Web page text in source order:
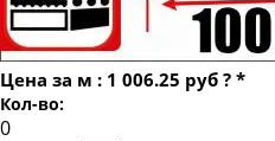
Труба профильная
Труба профильная 300х300
Труба профильная 400х400
Цена за м : 1 006.25 руб ? *
Кол-во: